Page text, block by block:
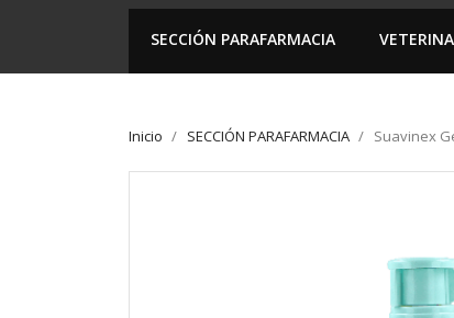
SECCIÓN PARAFARMACIA
Inicio SECCIÓN PARAFARMACIA Suavinex